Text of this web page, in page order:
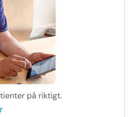
på riktigt.